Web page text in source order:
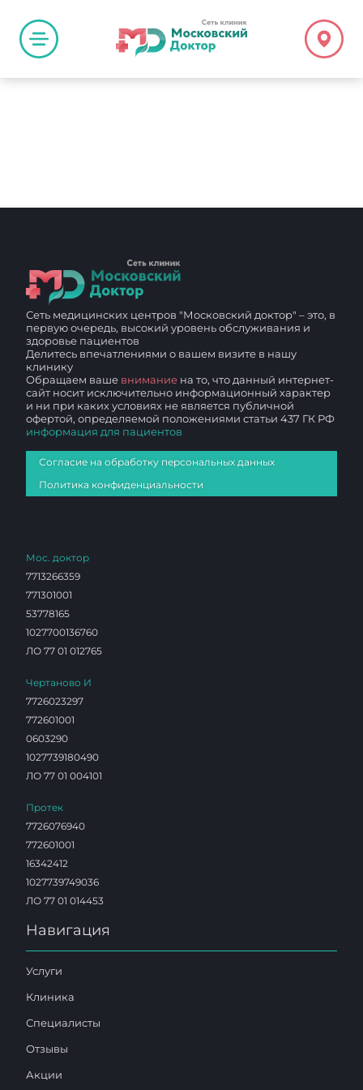
Сеть медицинских центров "Московский доктор" – это, в
первую очередь, высокий уровень обслуживания и
здоровье пациентов
Делитесь впечатлениями о вашем визите в нашу
клинику
Обращаем ваше внимание на то, что данный интернет-
сайт носит исключительно информационный характер
и ни при каких условиях не является публичной
офертой, определяемой положениями статьи 437 ГК РФ
информация для пациентов
Согласие на обработку персональных данных
Политика конфиденциальности
Мос. доктор
7713266359
771301001
53778165
1027700136760
ЛО 77 01 012765
Чертаново И
7726023297
772601001
0603290
1027739180490
ЛО 77 01 004101
Протек
7726076940
772601001
16342412
1027739749036
ЛО 77 01 014453
Навигация
Услуги
Клиника
Специалисты
Отзывы
Акции